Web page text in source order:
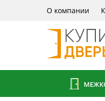
О компании